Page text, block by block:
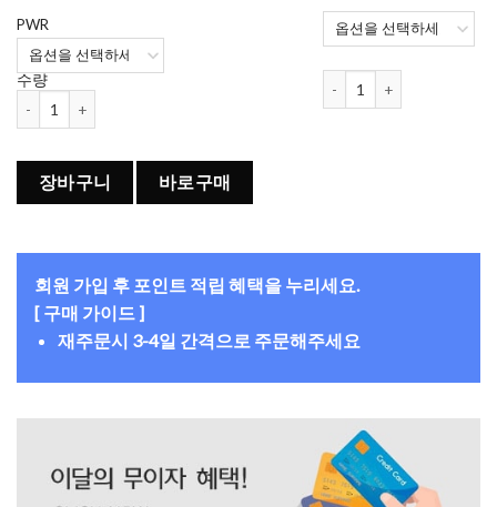
PWR
수량
오렌즈 Shine Touch 1개월용 컬러렌즈 Milky Brown (2개들이) 수량
장바구니 바로구매
회원 가입 후 포인트 적립 혜택을 누리세요.
[ 구매 가이드 ]
재주문시 3-4일 간격으로 주문해주세요